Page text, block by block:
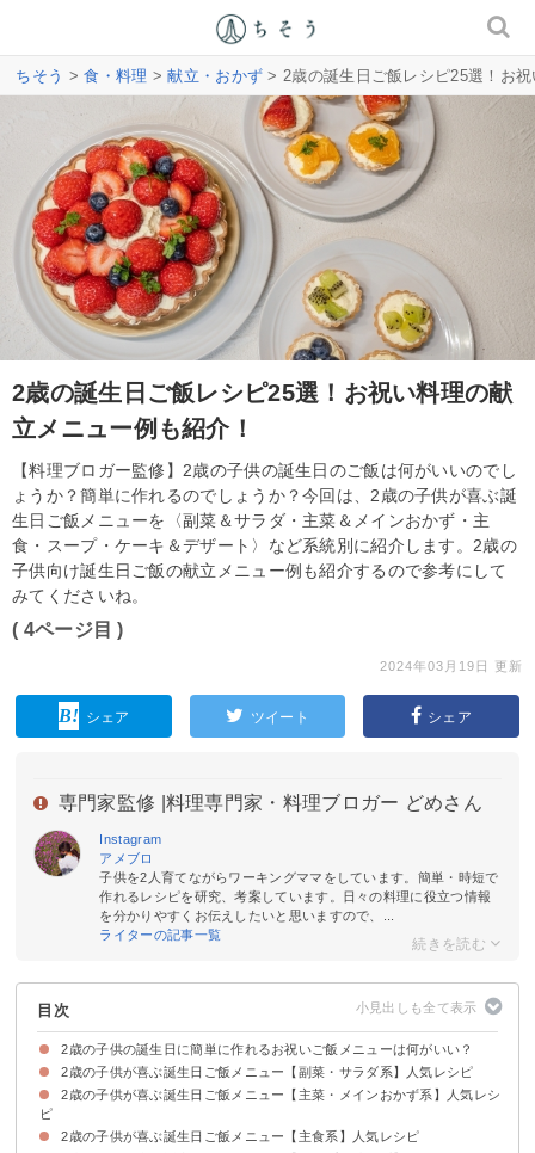
ちそう >食・料理 >献立・おかず > 2歳の誕生日ご飯レシピ25選！お
2歳の誕生日ご飯レシピ25選！お祝い料理の献
立メニュー例も紹介！
【料理ブロガー監修】2歳の子供の誕生日のご飯は何がいいのでし
ょうか？簡単に作れるのでしょうか？今回は、2歳の子供が喜ぶ誕
生日ご飯メニューを〈副菜＆サラダ・主菜＆メインおかず・主
食・スープ・ケーキ＆デザート〉など系統別に紹介します。2歳の
子供向け誕生日ご飯の献立メニュー例も紹介するので参考にして
みてくださいね。
( 4ページ目 )
2024年03月19日 更新
シェア ツイート シェア
専門家監修 | 料理専門家・料理ブロガー どめさん
Instagram
アメブロ
子供を2人育てながらワーキングママをしています。簡単・時短で
作れるレシピを研究、考案しています。日々の料理に役立つ情報
を分かりやすくお伝えしたいと思いますので、...
ライターの記事一覧
目次
2歳の子供の誕生日に簡単に作れるお祝いご飯メニューは何がいい？
2歳の子供が喜ぶ誕生日ご飯メニュー【副菜・サラダ系】人気レシピ
①ツナのキャセロール
②普段の食事にもおすすめのかぼちゃサラダ
③とうもろこしの天ぷら
④カップトマトのサラダ
2歳の子供が喜ぶ誕生日ご飯メニュー【主菜・メインおかず系】人気レシ
ピ
①チーズタッカルビ
②大人も食べられるハンバーグ
③ポテトクリームグラタン
④コロッケ
⑤キャベツとカニカマの春巻き
2歳の子供が喜ぶ誕生日ご飯メニュー【主食系】人気レシピ